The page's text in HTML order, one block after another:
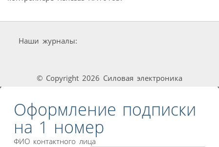
Наши журналы:
© Copyright 2026 Силовая электроника
Оформление подписки
на 1 номер
ФИО контактного лица